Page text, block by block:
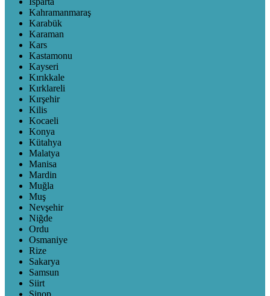
Kahramanmaraş
Karabük
Karaman
Kars
Kastamonu
Kayseri
Kırıkkale
Kırklareli
Kırşehir
Kilis
Kocaeli
Konya
Kütahya
Malatya
Manisa
Mardin
Muğla
Muş
Nevşehir
Niğde
Ordu
Osmaniye
Rize
Sakarya
Samsun
Siirt
Sinop